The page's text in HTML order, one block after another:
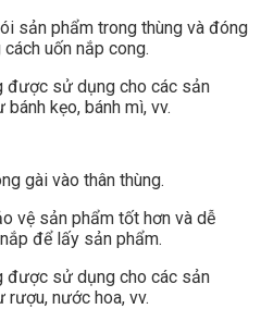
sản phẩm trong thùng và đóng
uốn nắp cong.
được sử dụng cho các sản
bánh kẹo, bánh mì, vv.
gài vào thân thùng.
vệ sản phẩm tốt hơn và dễ
để lấy sản phẩm.
được sử dụng cho các sản
rượu, nước hoa, vv.